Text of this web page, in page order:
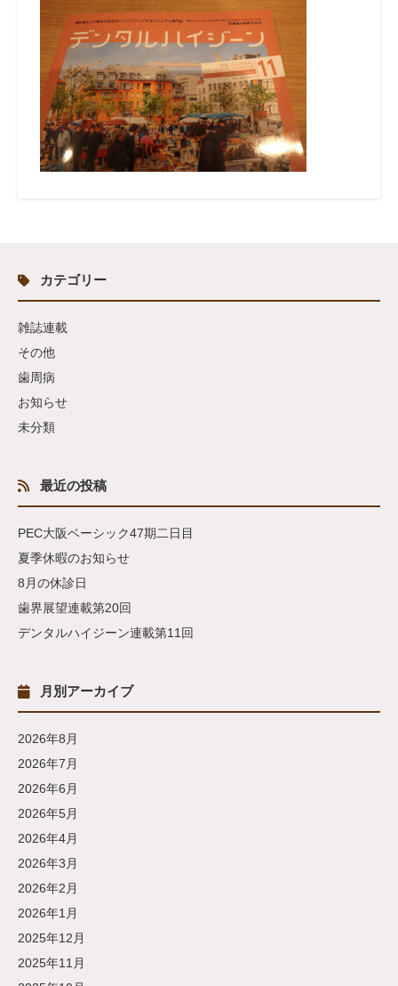
カテゴリー
雑誌連載
その他
歯周病
お知らせ
未分類
最近の投稿
PEC大阪ベーシック47期二日目
夏季休暇のお知らせ
8月の休診日
歯界展望連載第20回
デンタルハイジーン連載第11回
月別アーカイブ
2026年8月
2026年7月
2026年6月
2026年5月
2026年4月
2026年3月
2026年2月
2026年1月
2025年12月
2025年11月